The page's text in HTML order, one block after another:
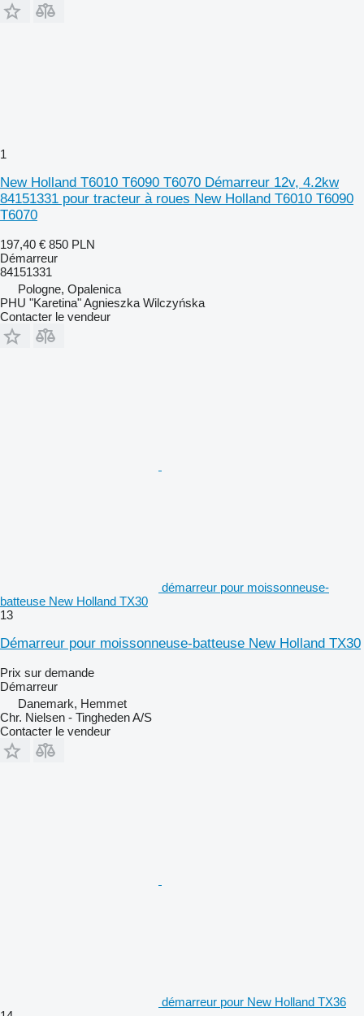
1
New Holland T6010 T6090 T6070 Démarreur 12v, 4.2kw
84151331 pour tracteur à roues New Holland T6010 T6090
T6070
197,40 € 850 PLN
Démarreur
84151331
Pologne, Opalenica
PHU "Karetina" Agnieszka Wilczyńska
Contacter le vendeur
démarreur pour moissonneuse-
batteuse New Holland TX30
13
Démarreur pour moissonneuse-batteuse New Holland TX30
Prix sur demande
Démarreur
Danemark, Hemmet
Chr. Nielsen - Tingheden A/S
Contacter le vendeur
démarreur pour New Holland TX36